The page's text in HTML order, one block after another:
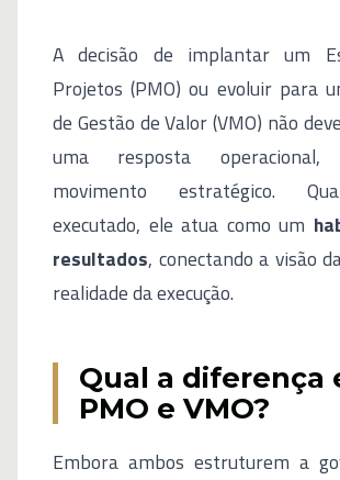
A decisão de implantar um
Projetos (PMO) ou evoluir para
de Gestão de Valor (VMO) não
uma resposta
movimento estratégico.
executado, ele atua como um
resultados, conectando a visão
realidade da execução.
Qual a diferença
PMO e VMO?
Embora ambos estruturem a